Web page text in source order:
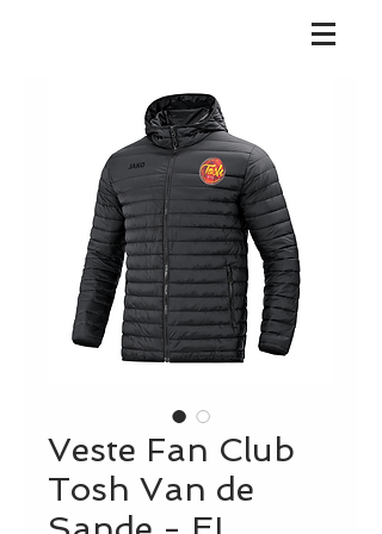
Veste Fan Club
Tosh Van de